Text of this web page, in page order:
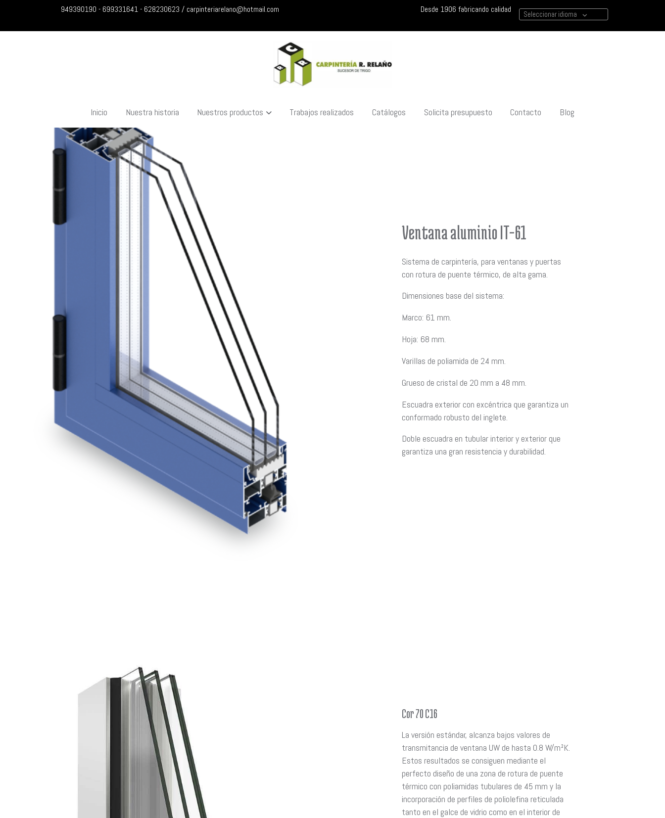
949390190 - 699331641 - 628230623 / carpinteriarelano@hotmail.com Desde 1906 fabricando calidad Seleccionar idioma
Inicio Nuestra historia Nuestros productos Trabajos realizados Catálogos Solicita presupuesto Contacto Blog
Ventana aluminio IT-61
Sistema de carpintería, para ventanas y puertas
con rotura de puente térmico, de alta gama.
Dimensiones base del sistema:
Marco: 61 mm.
Hoja: 68 mm.
Varillas de poliamida de 24 mm.
Grueso de cristal de 20 mm a 48 mm.
Escuadra exterior con excéntrica que garantiza un
conformado robusto del inglete.
Doble escuadra en tubular interior y exterior que
garantiza una gran resistencia y durabilidad.
Cor 70 C16
La versión estándar, alcanza bajos valores de
transmitancia de ventana UW de hasta 0.8 W/m²K.
Estos resultados se consiguen mediante el
perfecto diseño de una zona de rotura de puente
térmico con poliamidas tubulares de 45 mm y la
incorporación de perfiles de poliolefina reticulada
tanto en el galce de vidrio como en el interior de